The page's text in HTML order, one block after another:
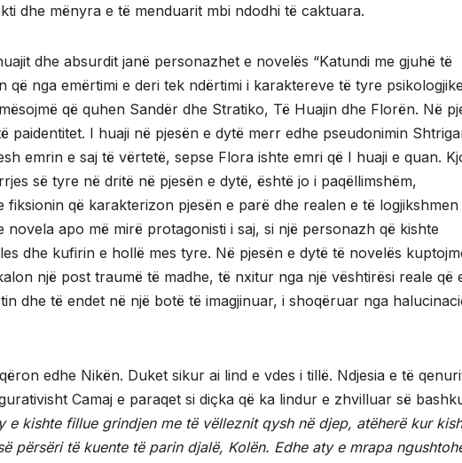
dhe mënyra e të menduarit mbi ndodhi të caktuara.
dhe absurdit janë personazhet e novelës “Katundi me gjuhë të
që nga emërtimi e deri tek ndërtimi i karaktereve të tyre
që quhen Sandër dhe Stratiko, Të Huajin dhe Florën. Në
paidentitet. I huaji në pjesën e dytë merr edhe pseudonimin
emrin e saj të vërtetë, sepse Flora ishte emri që I huaji e quan.
së tyre në dritë në pjesën e dytë, është jo i paqëllimshëm,
që karakterizon pjesën e parë dhe realen e të logjikshmen
apo më mirë protagonisti i saj, si një personazh që kishte
dhe kufirin e hollë mes tyre. Në pjesën e dytë të novelës
një post traumë të madhe, të nxitur nga një vështirësi reale që
dhe të endet në një botë të imagjinuar, i shoqëruar nga
edhe Nikën. Duket sikur ai lind e vdes i tillë. Ndjesia e të
Camaj e paraqet si diçka që ka lindur e zhvilluar së
e kishte fillue grindjen me të vëlleznit qysh në djep, atëherë kur
përsëri të kuente të parin djalë, Kolën. Edhe aty e mrapa